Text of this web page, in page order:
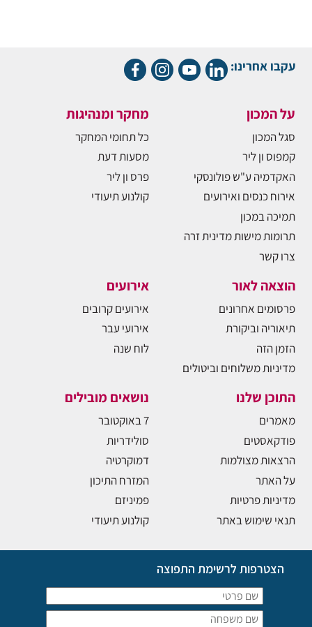
עקבו אחרינו:
על המכון
סגל המכון
קמפוס ון ליר
האקדמיה ע"ש פולונסקי
אירוח כנסים ואירועים
תמיכה במכון
תרומות מישות מדינית זרה
צרו קשר
מחקר ומנהיגות
כל תחומי המחקר
מסעות דעת
פרס ון ליר
קולנוע תיעודי
הוצאה לאור
פרסומים אחרונים
תיאוריה וביקורת
הזמן הזה
מדיניות משלוחים וביטולים
אירועים
אירועים קרובים
אירועי עבר
לוח שנה
התוכן שלנו
מאמרים
פודקאסטים
הרצאות מצולמות
על האתר
מדיניות פרטיות
תנאי שימוש באתר
נושאים מובילים
7 באוקטובר
סולידריות
דמוקרטיה
המזרח התיכון
פמיניזם
קולנוע תיעודי
הצטרפות לרשימת התפוצה